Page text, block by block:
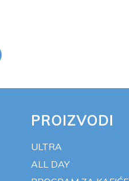
PROIZVODI
ULTRA
ALL DAY